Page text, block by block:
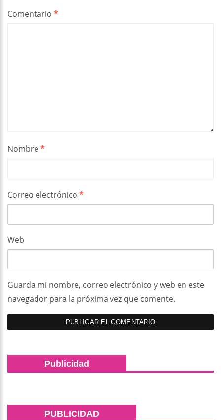
Comentario *
Nombre*
Correo electrónico *
Web
Guarda mi nombre, correo electrónico y web en este
navegador para la próxima vez que comente.
Publicidad
PUBLICIDAD